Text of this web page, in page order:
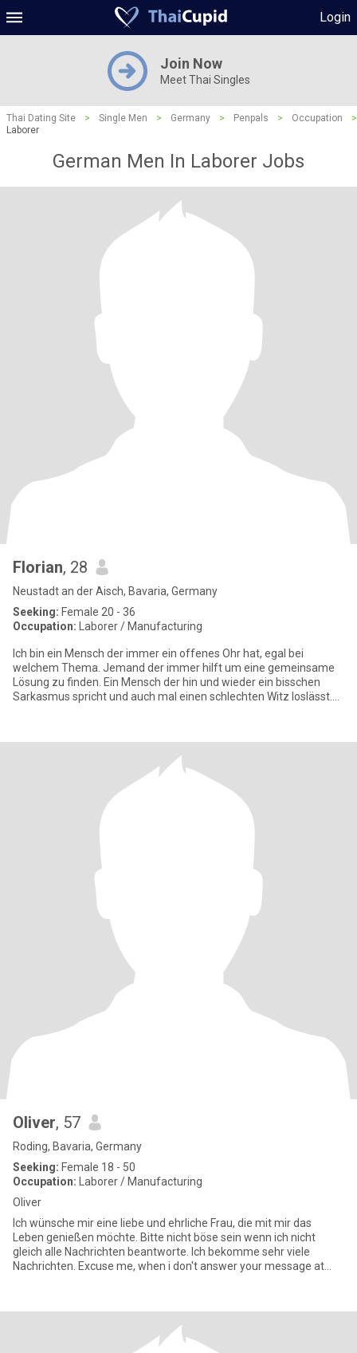
Login
Join Now
Meet Thai Singles
Thai Dating Site > Single Men > Germany > Penpals > Occupation
>
Laborer
German Men In Laborer Jobs
Florian, 28
Neustadt an der Aisch, Bavaria, Germany
Seeking: Female 20 - 36
Occupation: Laborer / Manufacturing
Ich bin ein Mensch der immer ein offenes Ohr hat, egal bei
welchem Thema. Jemand der immer hilft um eine gemeinsame
Lösung zu finden. Ein Mensch der hin und wieder ein bisschen
Sarkasmus spricht und auch mal einen schlechten Witz loslässt.
Oliver, 57
Roding, Bavaria, Germany
Seeking: Female 18 - 50
Occupation: Laborer / Manufacturing
Oliver
Ich wünsche mir eine liebe und ehrliche Frau, die mit mir das
Leben genießen möchte. Bitte nicht böse sein wenn ich nicht
gleich alle Nachrichten beantworte. Ich bekomme sehr viele
Nachrichten. Excuse me, when i don't answer your message at